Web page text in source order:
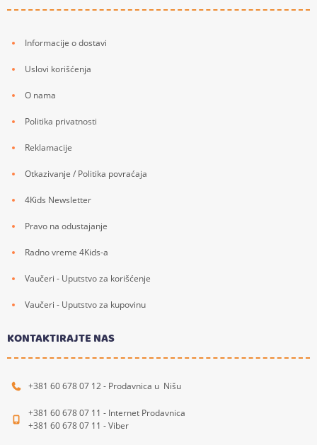
Informacije o dostavi
Uslovi korišćenja
O nama
Politika privatnosti
Reklamacije
Otkazivanje / Politika povraćaja
4Kids Newsletter
Pravo na odustajanje
Radno vreme 4Kids-a
Vaučeri - Uputstvo za korišćenje
Vaučeri - Uputstvo za kupovinu
KONTAKTIRAJTE NAS
+381 60 678 07 12 - Prodavnica u Nišu
+381 60 678 07 11 - Internet Prodavnica
+381 60 678 07 11 - Viber